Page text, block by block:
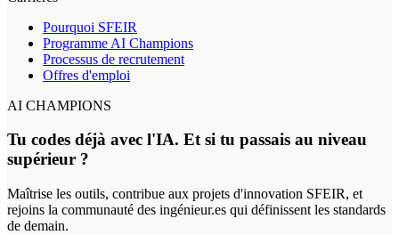
Pourquoi SFEIR
Programme AI Champions
Processus de recrutement
Offres d'emploi
AI CHAMPIONS
Tu codes déjà avec l'IA. Et si tu passais au niveau
supérieur ?
Maîtrise les outils, contribue aux projets d'innovation SFEIR, et
rejoins la communauté des ingénieur.es qui définissent les standards
de demain.